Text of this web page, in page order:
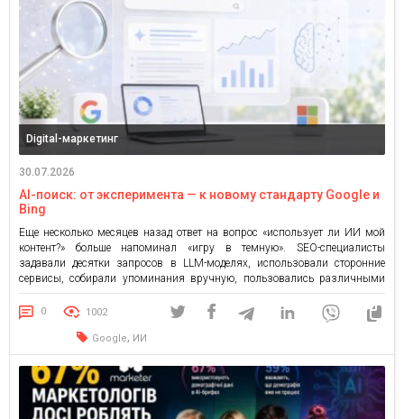
Digital-маркетинг
30.07.2026
AI-поиск: от эксперимента — к новому стандарту Google и
Bing
Еще несколько месяцев назад ответ на вопрос «использует ли ИИ мой
контент?» больше напоминал «игру в темную». SEO-специалисты
задавали десятки запросов в LLM-моделях, использовали сторонние
сервисы, собирали упоминания вручную, пользовались различными
трекерами и платформами. Да, это помогало получить некоторое
представление, но отнюдь не полную картину. Данные оставались
фрагментарными, неофициальными и зависели от того, какой сервис […]
0 1002
Google, ИИ